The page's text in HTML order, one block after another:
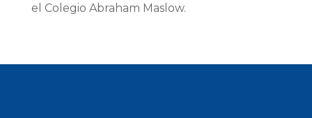
el Colegio Abraham Maslow.